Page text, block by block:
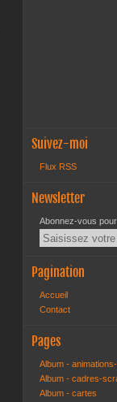
Suivez-moi
Flux RSS
Newsletter
Abonnez-vous
Pagination
Accueil
Contact
Pages
Album -
Album - cadres-
Album - cartes